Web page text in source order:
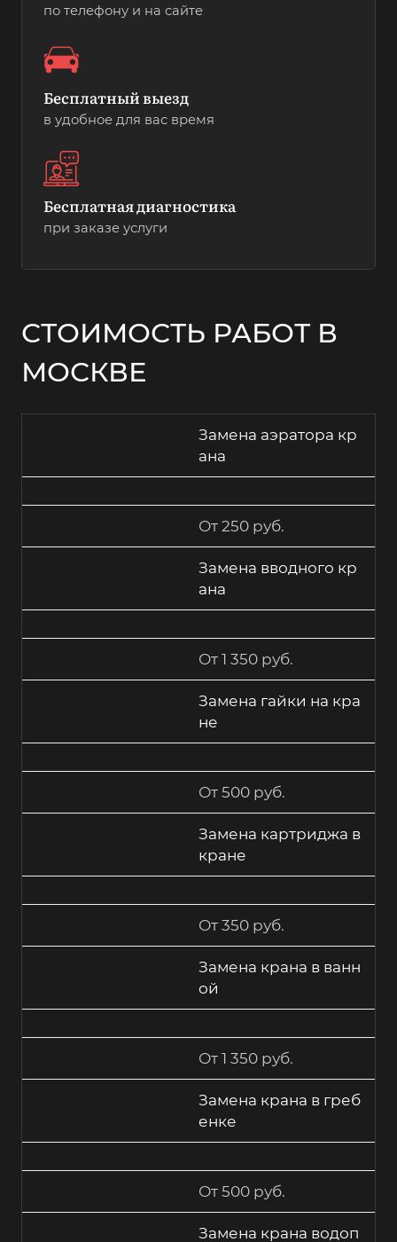
по телефону и на сайте
Бесплатный выезд
в удобное для вас время
Бесплатная диагностика
при заказе услуги
СТОИМОСТЬ РАБОТ В
МОСКВЕ
Замена аэратора кр
ана
От 250 руб.
Замена вводного кр
ана
От 1 350 руб.
Замена гайки на кра
не
От 500 руб.
Замена картриджа в
кране
От 350 руб.
Замена крана в ванн
ой
От 1 350 руб.
Замена крана в греб
енке
От 500 руб.
Замена крана водоп